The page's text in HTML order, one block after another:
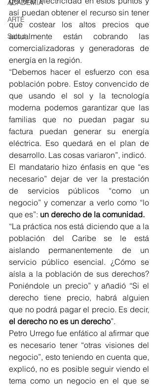
ACADEMIA
ARTE
Salud
así puedan obtener el recurso sin tener
que costear los altos precios que
actualmente están cobrando las
comercializadoras y generadoras de
energía en la región.
“Debemos hacer el esfuerzo con esa
población pobre. Estoy convencido de
que usando el sol y la tecnología
moderna podemos garantizar que las
familias que no puedan pagar su
factura puedan generar su energía
eléctrica. Eso quedará en el plan de
desarrollo. Las cosas variaron”, indicó.
El mandatario hizo énfasis en que “es
necesario” dejar de ver la prestación
de servicios públicos “como un
negocio” y comenzar a verlo como “lo
que es”: un derecho de la comunidad.
“La práctica nos está diciendo que a la
población del Caribe se le está
aislando permanentemente de un
servicio público esencial. ¿Cómo se
aísla a la población de sus derechos?
Poniéndole un precio” y añadió “Si el
derecho tiene precio, habrá alguien
el derecho no es un derecho”.
Petro Urrego fue enfático al afirmar que
es necesario tener “otras visiones del
negocio”, esto teniendo en cuenta que,
explicó, no es posible seguir viendo el
tema como un negocio en el que se